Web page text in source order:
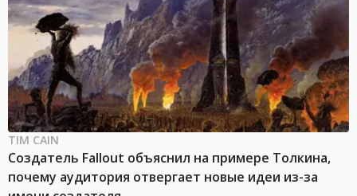
TIM CAIN
Создатель Fallout объяснил на примере Толкина,
почему аудитория отвергает новые идеи из-за